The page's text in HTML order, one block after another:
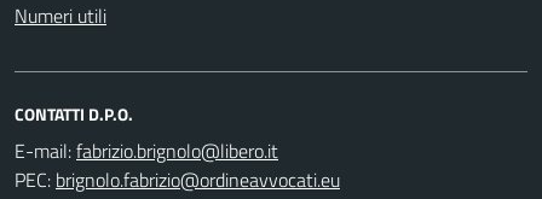
Numeri utili
CONTATTI D.P.O.
E-mail:
PEC: